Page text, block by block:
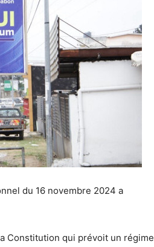
du 16 novembre 2024 a
Constitution qui prévoit un régime